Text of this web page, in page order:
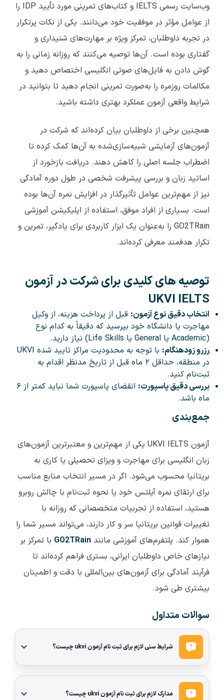
وب‌سایت رسمی IELTS و کتاب‌های تمرینی مورد تأیید IDP را
از عوامل مؤثر در موفقیت خود می‌دانند. یکی از نکات پرتکرار
در تجربه داوطلبان، تمرکز ویژه بر مهارت‌های شنیداری و
گفتاری بوده است. آن‌ها توصیه می‌کنند که روزانه زمانی را به
گوش دادن به فایل‌های صوتی انگلیسی اختصاص دهید و
مکالمات روزمره را به‌صورت تمرینی انجام دهید تا بتوانید در
شرایط واقعی آزمون عملکرد بهتری داشته باشید.
همچنین برخی از داوطلبان بیان کرده‌اند که شرکت در
آزمون‌های آزمایشی شبیه‌سازی‌شده به آن‌ها کمک کرده تا
اضطراب جلسه اصلی را کاهش دهند. دریافت بازخورد از
اساتید زبان و بررسی پیشرفت شخصی در طول دوره آمادگی
نیز از مهم‌ترین عوامل تأثیرگذار در افزایش نمره آن‌ها بوده
است. بسیاری از افراد موفق، استفاده از اپلیکیشن آموزشی
GO2TRain را به‌عنوان یک ابزار کاربردی برای یادگیر، تمرین و
تکرار هدفمند معرفی کرده‌اند.
توصیه‌ های کلیدی برای شرکت در آزمون
UKVI IELTS
انتخاب دقیق نوع آزمون: قبل از پرداخت هزینه، از وکیل
مهاجرت یا دانشگاه خود بپرسید که دقیقاً به کدام نوع
(Academic یا General یا Life Skills) نیاز دارید.
رزرو زودهنگام:
با توجه به محدودیت مراکز تایید شده UKVI
در منطقه، حداقل ۲ ماه قبل از تاریخ مدنظر اقدام به
ثبت‌نام کنید.
بررسی دقیق پاسپورت:
انقضای پاسپورت شما نباید کمتر از ۶
ماه باشد.
جمع‌بندی
آزمون UKVI IELTS یکی از مهم‌ترین و معتبرترین آزمون‌های
زبان انگلیسی برای مهاجرت و ویزای تحصیلی یا کاری به
بریتانیا محسوب می‌شود. اگر در مسیر انتخاب منابع مناسب
برای ارتقای نمره آیلتس خود یا نحوه ثبت‌نام با چالش روبرو
هستید، استفاده از تجربیات متخصصانی که روزانه با
تغییرات قوانین بریتانیا سر و کار دارند، می‌تواند مسیر شما را
هموار کند. پلتفرم‌های آموزشی مانندGO2TRain با تمرکز بر
نیازهای خاص داوطلبان ایرانی، بستری فراهم کرده‌اند تا
فرآیند آمادگی برای آزمون‌های بین‌المللی با دقت و اطمینان
بیشتری طی شود.
سوالات متداول
شرایط سنی لازم برای ثبت نام آزمون ukvi چیست؟
مدارک لازم برای ثبت نام آزمون ukvi چیست؟